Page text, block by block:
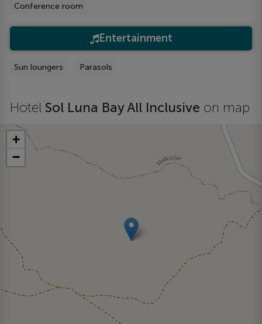
Conference room
Entertainment
Sun loungers Parasols
Hotel Sol Luna Bay All Inclusive on map
+
−